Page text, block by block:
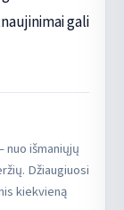
gali
nuo išmaniųjų
Džiaugiuosi
kiekvieną